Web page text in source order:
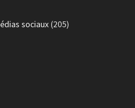
sociaux(205)